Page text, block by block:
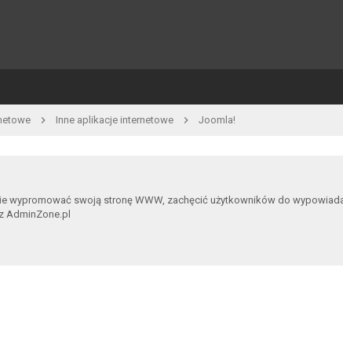
Inne aplikacje internetowe Joomla!
swoją stronę WWW, zachęcić użytkowników do
AdminZone.pl